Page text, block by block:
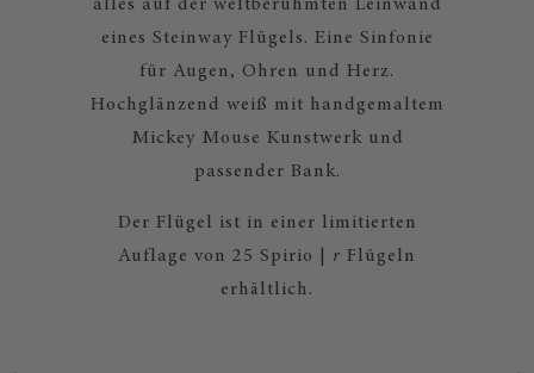
alles auf der weltberühmten Leinwand
eines Steinway Flügels. Eine Sinfonie
für Augen, Ohren und Herz.
Hochglänzend weiß mit handgemaltem
Mickey Mouse Kunstwerk und
passender Bank.
Der Flügel ist in einer limitierten
Auflage von 25 Spirio | r Flügeln
erhältlich.